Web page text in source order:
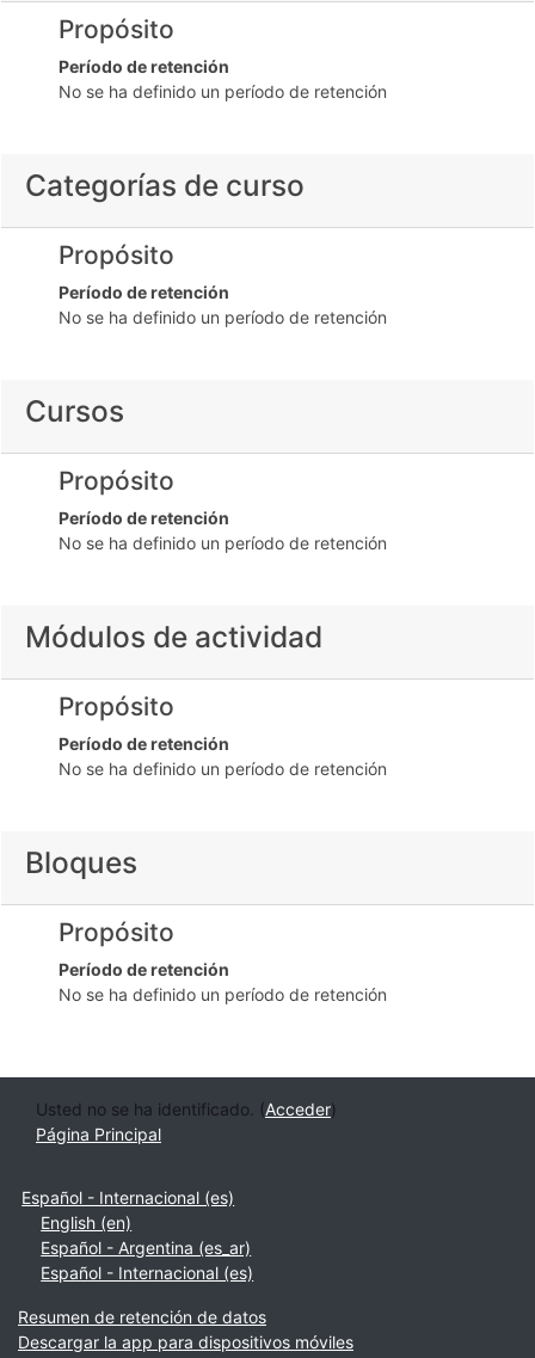
Propósito
Período de retención
No se ha definido un período de retención
Categorías de curso
Propósito
Período de retención
No se ha definido un período de retención
Cursos
Propósito
Período de retención
No se ha definido un período de retención
Módulos de actividad
Propósito
Período de retención
No se ha definido un período de retención
Bloques
Propósito
Período de retención
No se ha definido un período de retención
Usted no se ha identificado. (Acceder)
Página Principal
Español - Internacional ‎(es)‎
English ‎(en)‎
Español - Argentina ‎(es_ar)‎
Español - Internacional ‎(es)‎
Resumen de retención de datos
Descargar la app para dispositivos móviles